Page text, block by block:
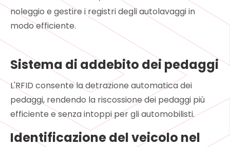
noleggio e gestire i registri degli autolavaggi in
modo efficiente.
Sistema di addebito dei pedaggi
L'RFID consente la detrazione automatica dei
pedaggi, rendendo la riscossione dei pedaggi più
efficiente e senza intoppi per gli automobilisti.
Identificazione del veicolo nel